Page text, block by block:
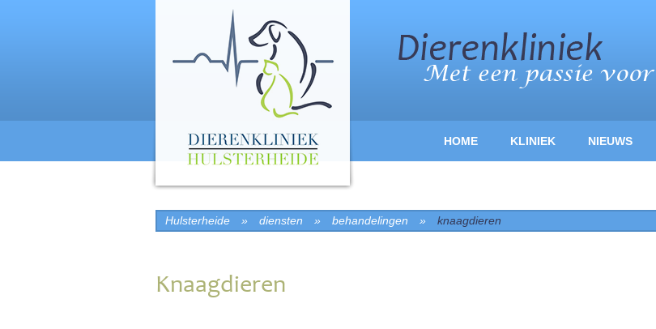
HOME KLINIEK NIEUWS
Hulsterheide » diensten » behandelingen » knaagdieren
Knaagdieren